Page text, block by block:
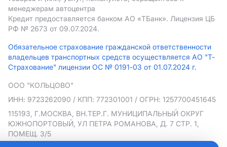
менеджерам автоцентра
Кредит предоставляется банком АO «ТБанк». Лицензия ЦБ
РФ № 2673 от 09.07.2024.
Обязательное страхование гражданской ответственности
владельцев транспортных средств осуществляется АО "Т-
Страхование" лицензии ОС № 0191-03 от 01.07.2024 г.
ООО "КОЛЬЦОВО"
ИНН: 9723262090 / КПП: 772301001 / ОГРН: 1257700451645
115193, Г.МОСКВА, ВН.ТЕР.Г. МУНИЦИПАЛЬНЫЙ ОКРУГ
ЮЖНОПОРТОВЫЙ, УЛ ПЕТРА РОМАНОВА, Д. 7 СТР. 1,
ПОМЕЩ. 3/5